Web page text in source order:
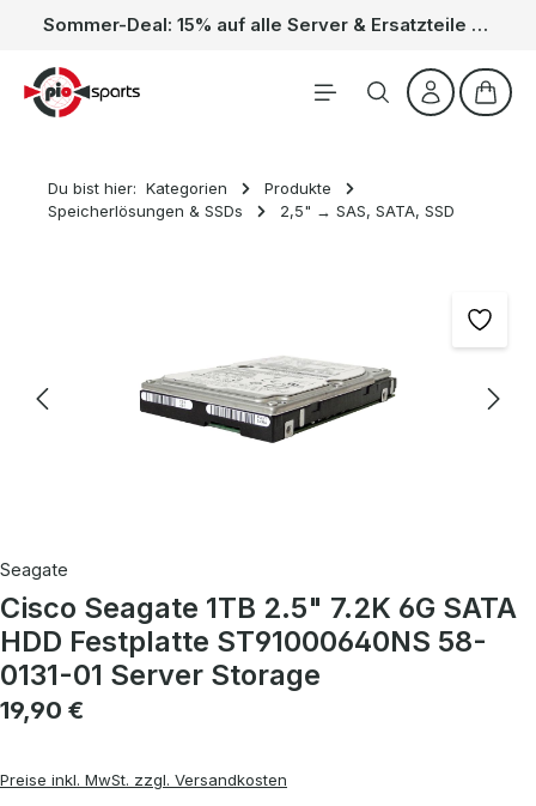
Zum Hauptinhalt springen Sommer-Deal: 15% auf alle Server & Ersatzteile – Kein Code nötig, der Rabatt wird automatisch im Warenkorb abgezogen. Gültig vom 01.06. bis 31.08.
Du bist hier: Kategorien
Produkte
Speicherlösungen & SSDs
2,5" → SAS, SATA, SSD
Seagate
Cisco Seagate 1TB 2.5" 7.2K 6G SATA
HDD Festplatte ST91000640NS 58-
0131-01 Server Storage
Regulärer Preis:
19,90 €
Preise inkl. MwSt. zzgl. Versandkosten